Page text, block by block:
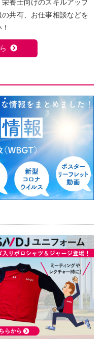
養士向けのスキルアップ
共有、お仕事相談などを